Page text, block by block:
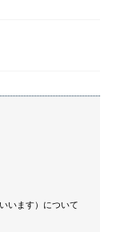
います）について